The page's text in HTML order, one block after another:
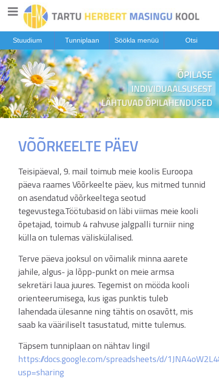
Stuudium Tunniplaan Söökla menüü Otsi
VÕÕRKEELTE PÄEV
Teisipäeval, 9. mail toimub meie koolis Euroopa
päeva raames Võõrkeelte päev, kus mitmed tunnid
on asendatud võõrkeeltega seotud
tegevustega.Töötubasid on läbi viimas meie kooli
õpetajad, toimub 4 rahvuse jalgpalli turniir ning
külla on tulemas väliskülalised.
Terve päeva jooksul on võimalik minna aarete
jahile, algus- ja lõpp-punkt on meie armsa
sekretäri laua juures. Tegemist on mööda kooli
orienteerumisega, kus igas punktis tuleb
lahendada ülesanne ning tähtis on osavõtt, mis
saab ka vääriliselt tasustatud, mitte tulemus.
Täpsem tunniplaan on nähtav lingil
https://docs.google.com/spreadsheets/d/
usp=sharing